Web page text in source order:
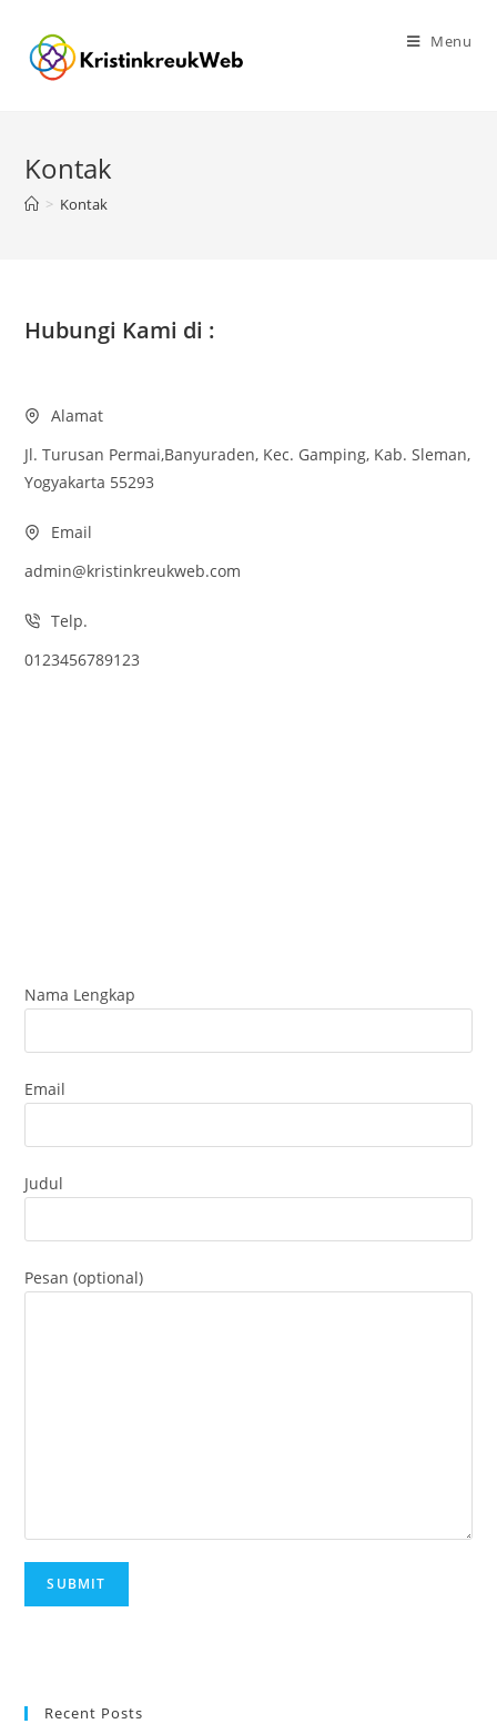
content
Menu
Kontak
> Kontak
Hubungi Kami di :
Alamat
Jl. Turusan Permai,Banyuraden, Kec. Gamping, Kab. Sleman,
Yogyakarta 55293
Email
admin@kristinkreukweb.com
Telp.
0123456789123
Nama Lengkap
Email
Judul
Pesan (optional)
Recent Posts